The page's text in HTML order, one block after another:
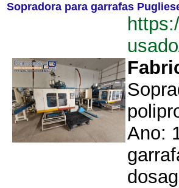
Sopradora para garrafas
Ano: